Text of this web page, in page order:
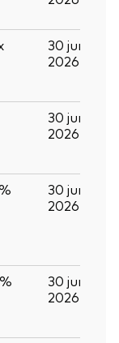
30 jun
2026
30 jun
2026
30 jun
2026
30 jun
2026